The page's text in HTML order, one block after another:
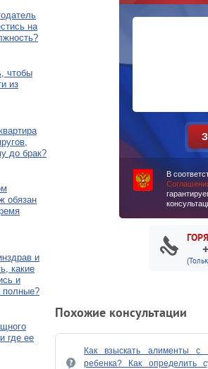
В
Похожие консультации
Как взыскать алименты с
ребенка? Как определить
на
чтобы
из
до брак?
обязан
и
какие
и
полные?
где ее